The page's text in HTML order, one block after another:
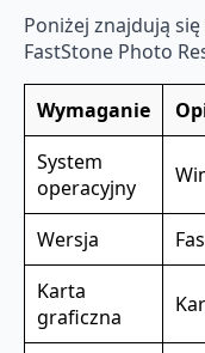
Poniżej znajdują
FastStone Photo
Wymaganie
System
operacyjny
Wersja
Karta
graficzna